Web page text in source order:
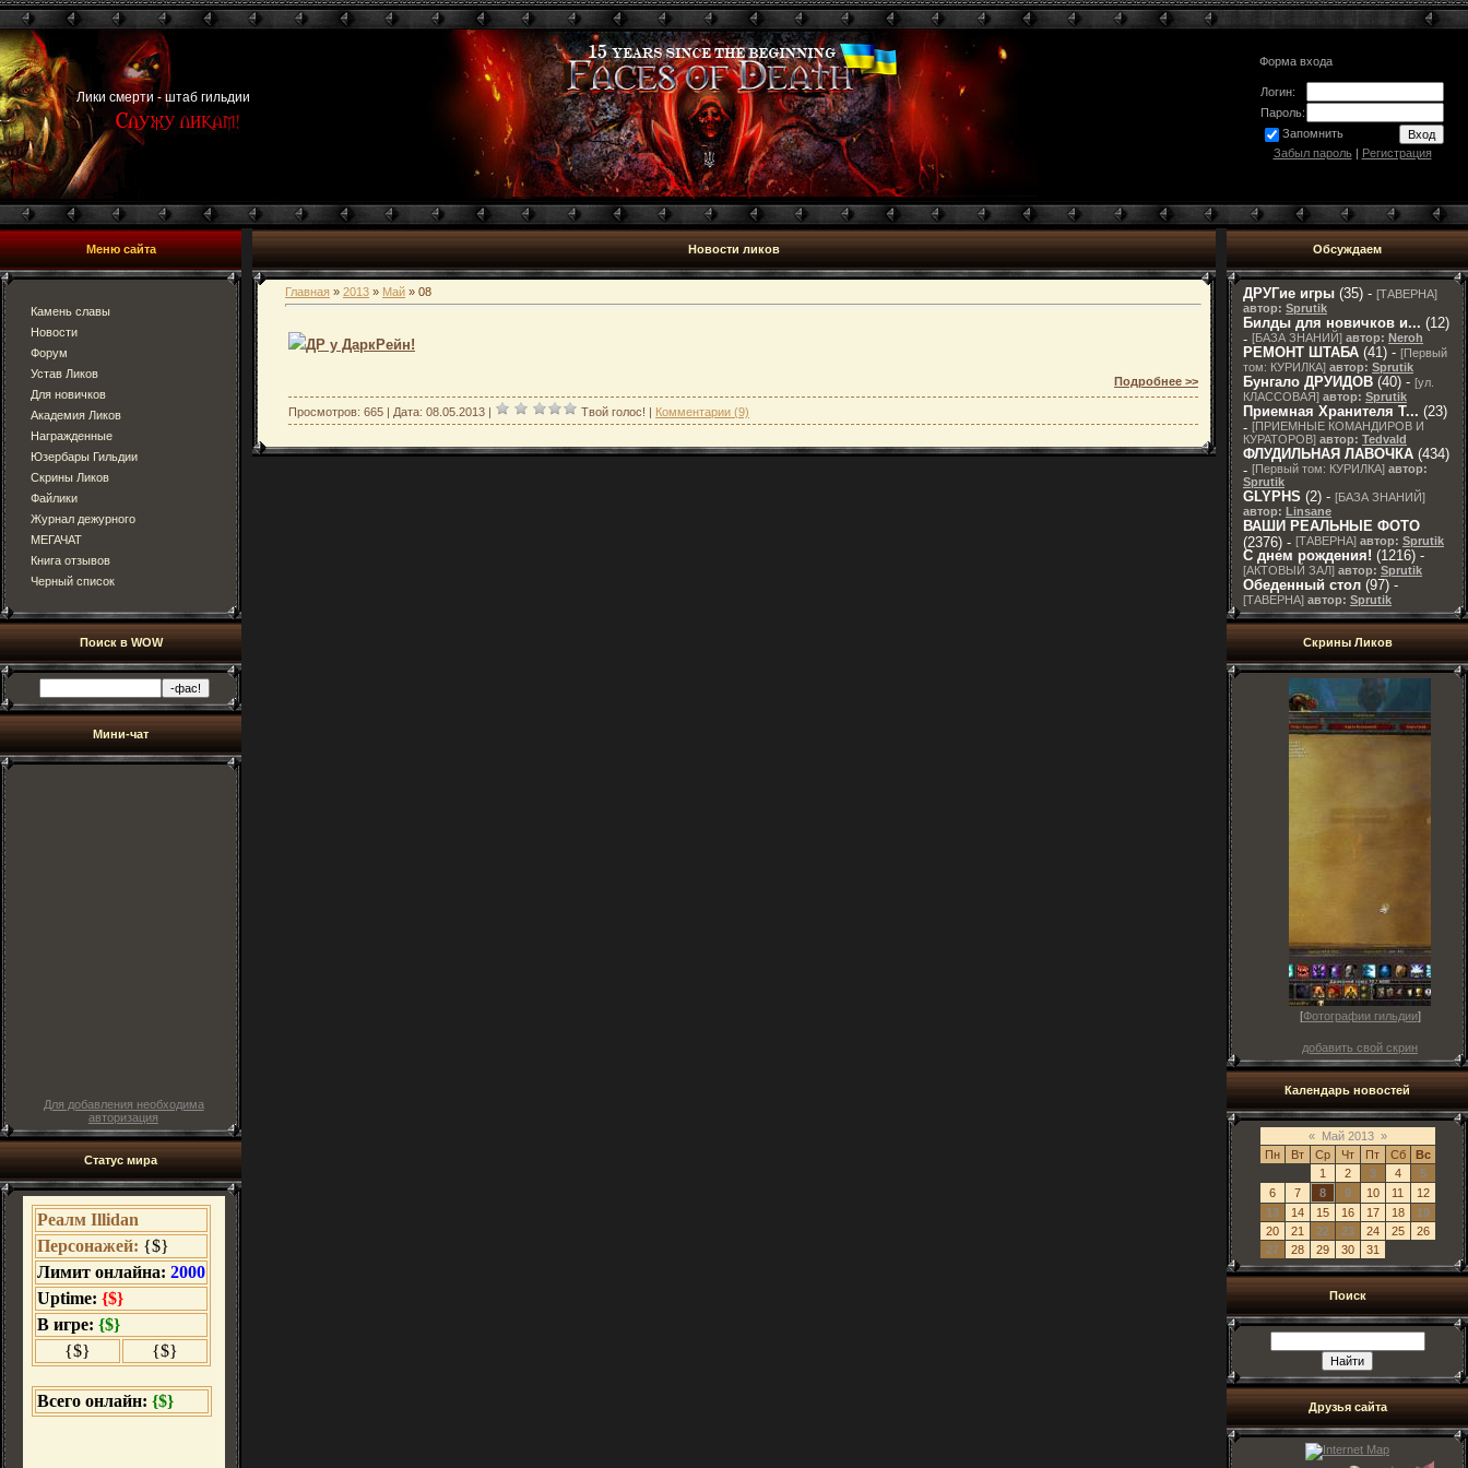
Лики смерти - штаб гильдии
Форма входа
Логин:
Пароль:
Запомнить
Забыл пароль| Регистрация
Меню сайта
Камень славы
Новости
Форум
Устав Ликов
Для новичков
Академия Ликов
Награжденные
Юзербары Гильдии
Скрины Ликов
Файлики
Журнал дежурного
МЕГАЧАТ
Книга отзывов
Черный список
Поиск в WOW
Мини-чат
Для добавления необходима
авторизация
Статус мира
Новости ликов
Главная » 2013 » Май » 08
ДР у ДаркРейн!
Подробнее >>
Просмотров: 665 | Дата: 08.05.2013 Твой голос! Комментарии (9)
Обсуждаем
ДРУГие игры (35) - [ТАВЕРНА]
автор: Sprutik
Билды для новичков и... (12)
- [БАЗА ЗНАНИЙ] автор: Neroh
РЕМОНТ ШТАБА (41) - [Первый
том: КУРИЛКА] автор: Sprutik
Бунгало ДРУИДОВ (40) - [ул.
КЛАССОВАЯ] автор: Sprutik
Приемная Хранителя T... (23)
- [ПРИЕМНЫЕ КОМАНДИРОВ И
КУРАТОРОВ] автор: Tedvald
ФЛУДИЛЬНАЯ ЛАВОЧКА (434)
- [Первый том: КУРИЛКА] автор:
Sprutik
GLYPHS (2) - [БАЗА ЗНАНИЙ]
автор: Linsane
ВАШИ РЕАЛЬНЫЕ ФОТО
(2376) - [ТАВЕРНА] автор: Sprutik
С днем рождения! (1216) -
[АКТОВЫЙ ЗАЛ] автор: Sprutik
Обеденный стол (97) -
[ТАВЕРНА] автор: Sprutik
Скрины Ликов
[Фотографии гильдии]
добавить свой скрин
Календарь новостей
« Май 2013 »
Пн
Вт Ср Чт Пт Сб
Вс
1
2 3 4
5
6
7 8 9 10 11
12
13
14 15 16 17 18
19
20
21 22 23 24 25
26
27
28 29 30 31
Поиск
Друзья сайта